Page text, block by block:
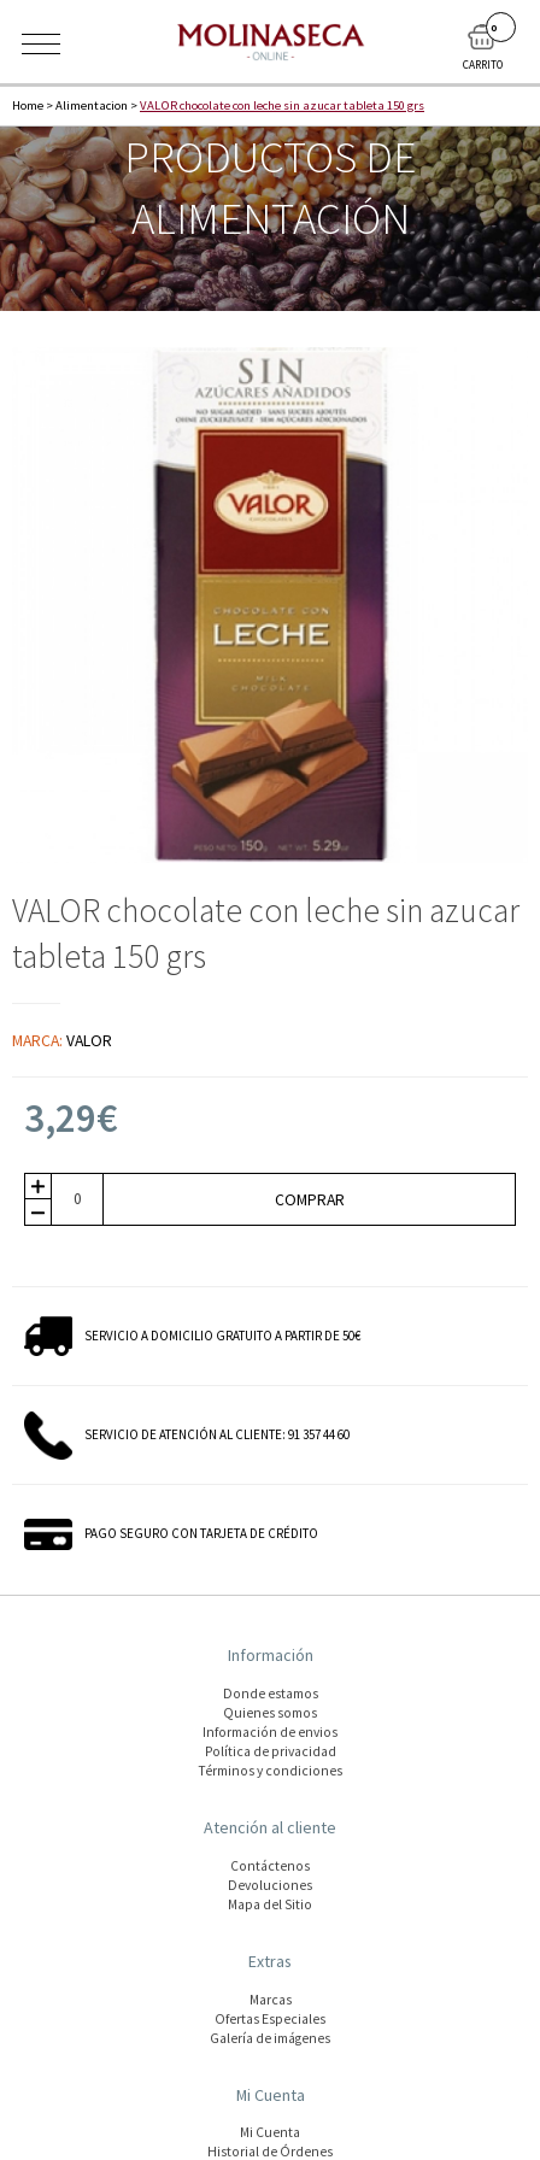
CARRITO
0
Home >Alimentacion >VALOR chocolate con leche sin azucar tableta 150 grs
PRODUCTOS DE
ALIMENTACIÓN
VALOR chocolate con leche sin azucar
tableta 150 grs
MARCA: VALOR
3,29€
COMPRAR
SERVICIO A DOMICILIO GRATUITO A PARTIR DE 50€
SERVICIO DE ATENCIÓN AL CLIENTE: 91 357 44 60
PAGO SEGURO CON TARJETA DE CRÉDITO
Información
Donde estamos
Quienes somos
Información de envios
Polí­tica de privacidad
Términos y condiciones
Atención al cliente
Contáctenos
Devoluciones
Mapa del Sitio
Extras
Marcas
Ofertas Especiales
Galería de imágenes
Mi Cuenta
Mi Cuenta
Historial de Órdenes